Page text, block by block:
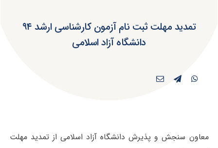
تمدید مهلت ثبت نام آزمون کارشناسی ارشد ۹۴
دانشگاه آزاد اسلامی
معاون سنجش و پذیرش دانشگاه آزاد اسلامی از تمدید مهلت